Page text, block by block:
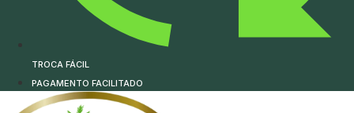
TROCA FÁCIL
PAGAMENTO FACILITADO